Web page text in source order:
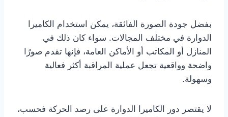
بفضل جودة الصورة الفائقة، يمكن استخدام الكاميرا
الدوارة في مختلف المجالات. سواء كان ذلك في
المنازل أو المكاتب أو الأماكن العامة، فإنها تقدم صورًا
واضحة وواقعية تجعل عملية المراقبة أكثر فعالية
وسهولة.
لا يقتصر دور الكاميرا الدوارة على رصد الحركة فحسب،